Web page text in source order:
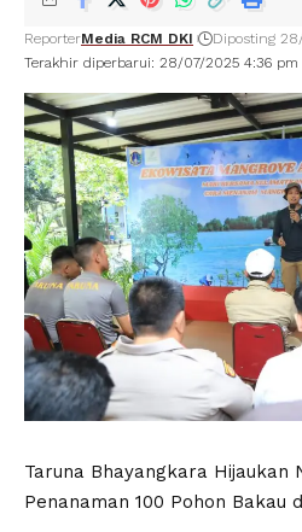
Terakhir diperbarui: 28/07/2025 4:36 pm
ReporterMedia RCM DKI Diposting
Taruna Bhayangkara Hijaukan
Penanaman 100 Pohon Bakau